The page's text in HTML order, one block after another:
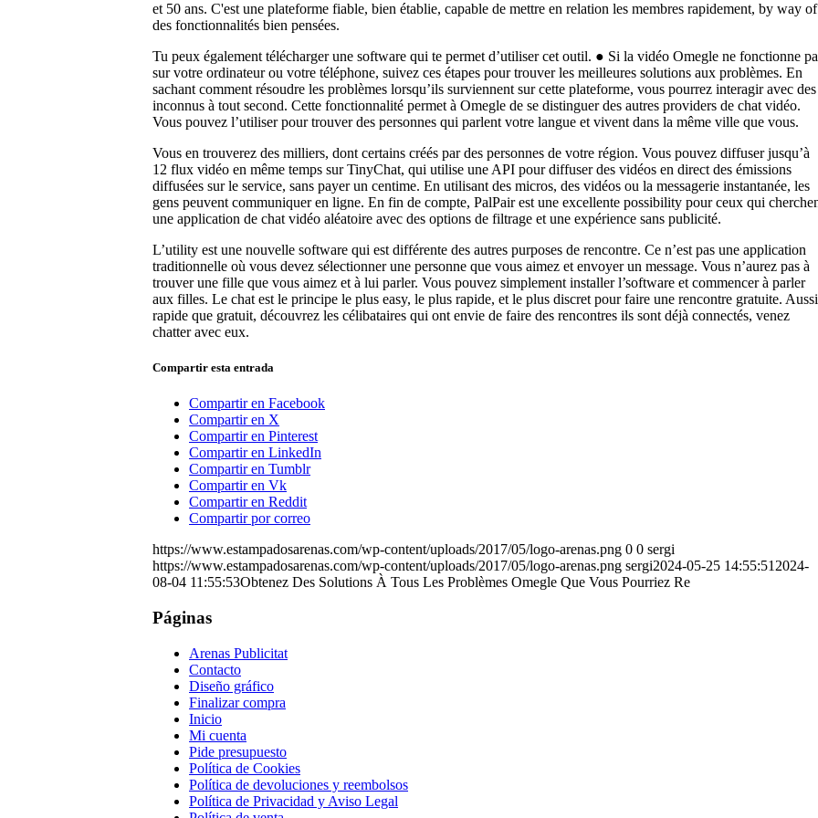
et 50 ans. C'est une plateforme fiable, bien établie, capable de mettre en relation les membres rapidement, by way of
des fonctionnalités bien pensées.
Tu peux également télécharger une software qui te permet d’utiliser cet outil. ● Si la vidéo Omegle ne fonctionne
sur votre ordinateur ou votre téléphone, suivez ces étapes pour trouver les meilleures solutions aux problèmes. En
sachant comment résoudre les problèmes lorsqu’ils surviennent sur cette plateforme, vous pourrez interagir avec des
inconnus à tout second. Cette fonctionnalité permet à Omegle de se distinguer des autres providers de chat vidéo.
Vous pouvez l’utiliser pour trouver des personnes qui parlent votre langue et vivent dans la même ville que vous.
Vous en trouverez des milliers, dont certains créés par des personnes de votre région. Vous pouvez diffuser jusqu’à
12 flux vidéo en même temps sur TinyChat, qui utilise une API pour diffuser des vidéos en direct des émissions
diffusées sur le service, sans payer un centime. En utilisant des micros, des vidéos ou la messagerie instantanée, les
gens peuvent communiquer en ligne. En fin de compte, PalPair est une excellente possibility pour ceux qui
une application de chat vidéo aléatoire avec des options de filtrage et une expérience sans publicité.
L’utility est une nouvelle software qui est différente des autres purposes de rencontre. Ce n’est pas une application
traditionnelle où vous devez sélectionner une personne que vous aimez et envoyer un message. Vous n’aurez pas à
trouver une fille que vous aimez et à lui parler. Vous pouvez simplement installer l’software et commencer à parler
aux filles. Le chat est le principe le plus easy, le plus rapide, et le plus discret pour faire une rencontre gratuite. Aussi
rapide que gratuit, découvrez les célibataires qui ont envie de faire des rencontres ils sont déjà connectés, venez
chatter avec eux.
Compartir esta entrada
Compartir en Facebook
Compartir en X
Compartir en Pinterest
Compartir en LinkedIn
Compartir en Tumblr
Compartir en Vk
Compartir en Reddit
Compartir por correo
https://www.estampadosarenas.com/wp-content/uploads/2017/05/logo-arenas.png 0 0 sergi
https://www.estampadosarenas.com/wp-content/uploads/2017/05/logo-arenas.png sergi2024-05-25 14:55:51 2024-
08-04 11:55:53Obtenez Des Solutions À Tous Les Problèmes Omegle Que Vous Pourriez Re
Páginas
Arenas Publicitat
Contacto
Diseño gráfico
Finalizar compra
Inicio
Mi cuenta
Pide presupuesto
Política de Cookies
Política de devoluciones y reembolsos
Política de Privacidad y Aviso Legal